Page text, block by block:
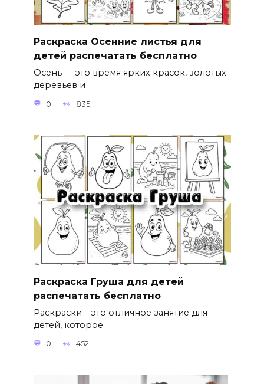
Раскраска Осенние листья для
детей распечатать бесплатно
Осень — это время ярких красок, золотых
деревьев и
0 835
Раскраска Груша для детей
распечатать бесплатно
Раскраски – это отличное занятие для
детей, которое
0 452